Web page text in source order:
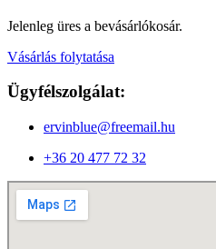
Jelenleg üres a bevásárlókosár.
Vásárlás folytatása
Ügyfélszolgálat:
ervinblue@freemail.hu
+36 20 477 72 32